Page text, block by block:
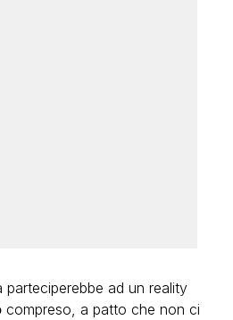
parteciperebbe ad un reality
compreso, a patto che non ci